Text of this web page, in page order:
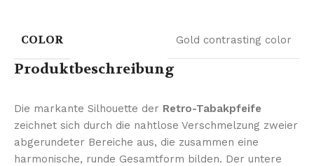
COLOR Gold contrasting color
Produktbeschreibung
Die markante Silhouette der Retro-Tabakpfeife
zeichnet sich durch die nahtlose Verschmelzung zweier
abgerundeter Bereiche aus, die zusammen eine
harmonische, runde Gesamtform bilden. Der untere